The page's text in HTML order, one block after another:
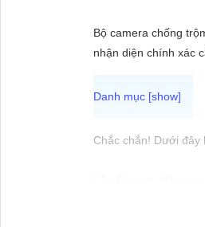
Bộ camera chống
nhận diện chính xác
Chắc chắn! Dưới đây
Bạn đang tìm kiếm
trong lĩnh vực an